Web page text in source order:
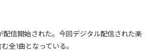
配信開始された。今回デジタル配信された楽
む全1曲となっている。